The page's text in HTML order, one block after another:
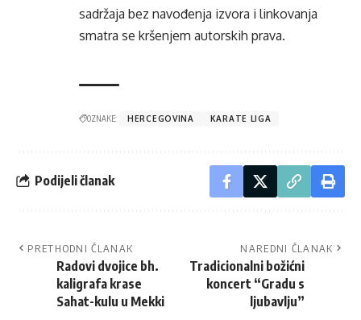
sadržaja bez navođenja izvora i linkovanja
smatra se kršenjem autorskih prava.
OZNAKE: HERCEGOVINA KARATE LIGA
Podijeli članak
PRETHODNI ČLANAK
Radovi dvojice bh.
kaligrafa krase
Sahat-kulu u Mekki
NAREDNI ČLANAK
Tradicionalni božićni
koncert “Gradu s
ljubavlju”